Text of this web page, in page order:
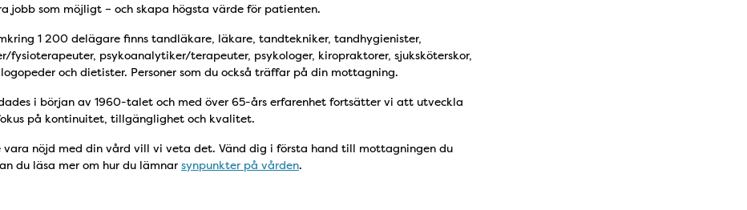
jobb som möjligt – och skapa högsta värde för patienten.
1 200 delägare finns tandläkare, läkare, tandtekniker, tandhygienister,
fysioterapeuter, psykoanalytiker/terapeuter, psykologer, kiropraktorer, sjuksköterskor,
och dietister. Personer som du också träffar på din mottagning.
i början av 1960-talet och med över 65-års erfarenhet fortsätter vi att utveckla
på kontinuitet, tillgänglighet och kvalitet.
vara nöjd med din vård vill vi veta det. Vänd dig i första hand till mottagningen du
du läsa mer om hur du lämnar synpunkter på vården.